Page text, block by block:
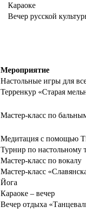
Караоке
Вечер русской
Мероприятие
Настольные игры для
Терренкур «Старая
Мастер-класс по
Медитация с помощью
Турнир по настольному
Мастер-класс по вокалу
Мастер-класс
Йога
Караоке – вечер
Вечер отдыха